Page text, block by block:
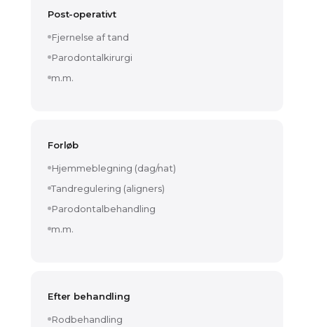
Post-operativt
Fjernelse af tand
Parodontalkirurgi
m.m.
Forløb
Hjemmeblegning (dag/nat)
Tandregulering (aligners)
Parodontalbehandling
m.m.
Efter behandling
Rodbehandling